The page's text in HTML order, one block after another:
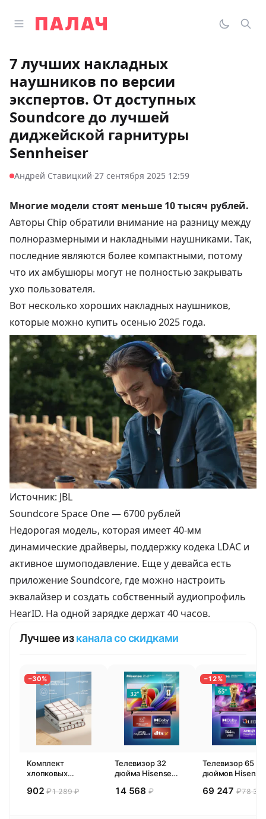
Открыть главное меню
Палач
7 лучших накладных
наушников по версии
экспертов. От доступных
Soundcore до лучшей
диджейской гарнитуры
Sennheiser
Андрей Ставицкий·27 сентября 2025 12:59
Многие модели стоят меньше 10 тысяч рублей.
Авторы Chip обратили внимание на разницу между
полноразмерными и накладными наушниками. Так,
последние являются более компактными, потому
что их амбушюры могут не полностью закрывать
ухо пользователя.
Вот несколько хороших накладных наушников,
которые можно купить осенью 2025 года.
Источник: JBL
Soundcore Space One — 6700 рублей
Недорогая модель, которая имеет 40-мм
динамические драйверы, поддержку кодека LDAC и
активное шумоподавление. Еще у девайса есть
приложение Soundcore, где можно настроить
эквалайзер и создать собственный аудиопрофиль
HearID. На одной зарядке держат 40 часов.
Лучшее изканала со скидками
−30%
Комплект
хлопковых
полотенец 4 шт,
902₽1 289 ₽
Телевизор 32
дюйма Hisense
Смарт ТВ HD
14 568 ₽
−12%
Телевизор 65
дюймов Hisense
(2026) Смарт ТВ
69 247 ₽78